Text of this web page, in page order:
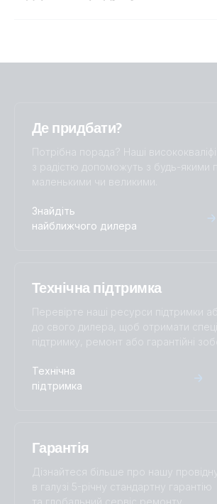
VictronConnect
Де придбати?
Потрібна порада? Наші
з радістю допоможуть з будь-якими
маленькими чи великими.
Знайдіть
найближчого дилера
Технічна підтримка
Перевірте наші ресурси підтримки
до свого дилера, щоб отримати
підтримку, ремонт або гарантійні
Технічна
підтримка
Гарантія
Дізнайтеся більше про нашу провідну
в галузі 5-річну стандартну гарантію
та глобальний сервіс ремонту.